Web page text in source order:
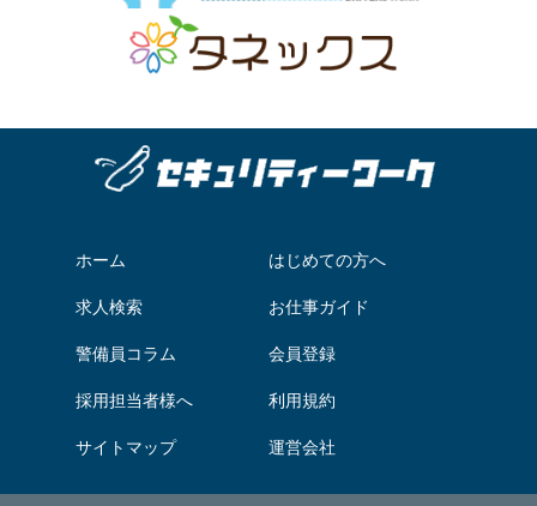
ホーム はじめての方へ
求人検索 お仕事ガイド
警備員コラム 会員登録
採用担当者様へ 利用規約
サイトマップ 運営会社